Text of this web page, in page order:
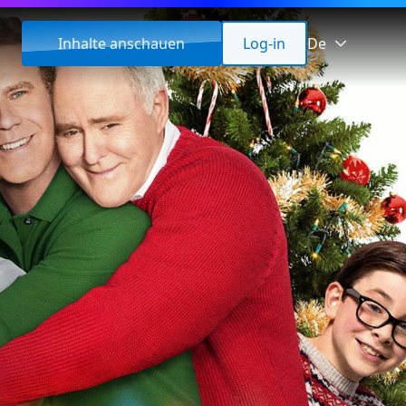
Inhalte anschauen Log-in De